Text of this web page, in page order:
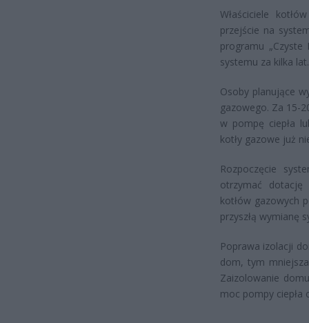
Właściciele
przejście na
programu
systemu za kilka lat.
Osoby planujące
gazowego. Za 15-
w pompę ciepła
kotły gazowe już
Rozpoczęcie
otrzymać dotację
kotłów gazowych
przyszłą wymianę
Poprawa izolacji
dom, tym
Zaizolowanie
moc pompy ciepła